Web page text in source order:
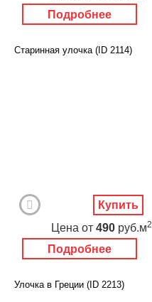
Подробнее
Старинная улочка (ID 2114)
Подробнее
Цена от 490 руб.м2
Купить
Улочка в Греции (ID 2213)